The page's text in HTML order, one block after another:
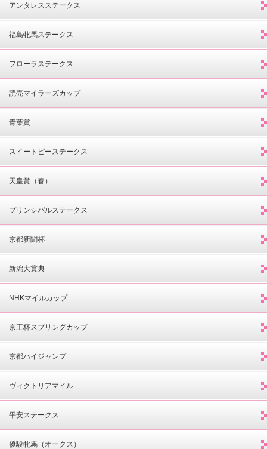
アンタレスステークス
福島牝馬ステークス
フローラステークス
読売マイラーズカップ
青葉賞
スイートピーステークス
天皇賞（春）
プリンシパルステークス
京都新聞杯
新潟大賞典
NHKマイルカップ
京王杯スプリングカップ
京都ハイジャンプ
ヴィクトリアマイル
平安ステークス
優駿牝馬（オークス）